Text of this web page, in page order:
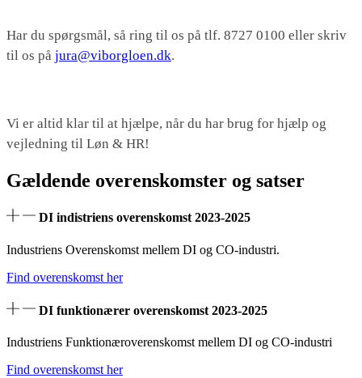
Har du spørgsmål, så ring til os på tlf. 8727 0100 eller skriv
til os på jura@viborgloen.dk.
Vi er altid klar til at hjælpe, når du har brug for hjælp og
vejledning til Løn & HR!
Gældende overenskomster og satser
DI indistriens overenskomst 2023-2025
Industriens Overenskomst mellem DI og CO-industri.
Find overenskomst her
DI funktionærer overenskomst 2023-2025
Industriens Funktionæroverenskomst mellem DI og CO-industri
Find overenskomst her